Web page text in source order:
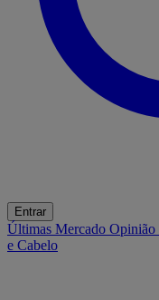
Entrar
Últimas Mercado Opinião
e Cabelo